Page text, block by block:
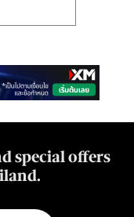
special offers